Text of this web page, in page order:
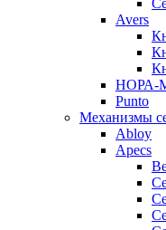
Avers
НОРА-
Punto
Механизмы
Abloy
Apecs